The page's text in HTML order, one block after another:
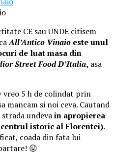
CE sau UNDE citisem
All’Antico Vinaio este unul
de luat masa din
Street Food D’Italia, asa
vreo 5 h de colindat prin
mancam si noi ceva. Cautand
undevain apropierea
istoric al Florentei).
coada din fata lui
😛